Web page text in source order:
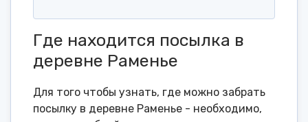
Где находится посылка в
деревне Раменье
Для того чтобы узнать, где можно забрать
посылку в деревне Раменье - необходимо,